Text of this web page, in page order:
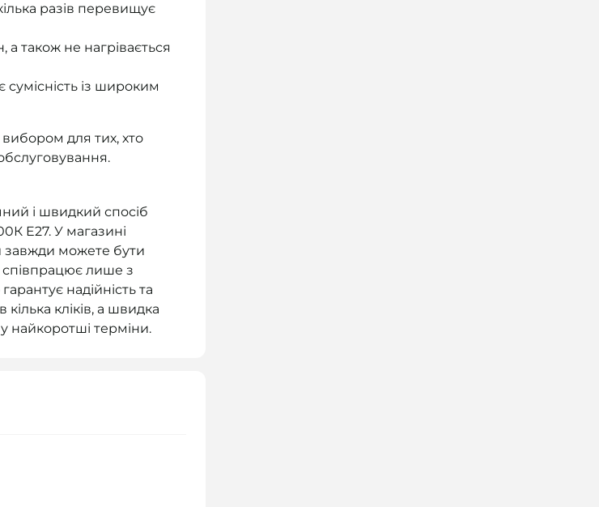
разів перевищує
а також не нагрівається
із широким
для тих, хто
і швидкий спосіб
E27. У магазині
завжди можете бути
співпрацює лише з
надійність та
кліків, а швидка
найкоротші терміни.